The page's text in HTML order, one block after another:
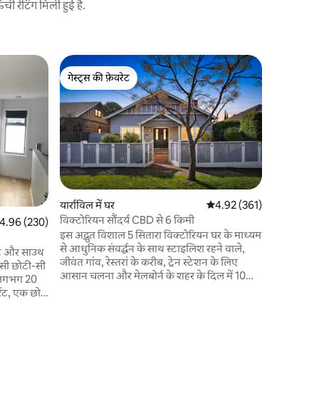
रेटिंग मिली हुई है.
रेटिंग 5 में से 4.96, 230 समीक्षाएँ
4.96 (230)
और साउथ
छोटी-सी
20
एक छोटे
गेस्ट्स की फ़ेवरेट
गेस्ट्स की फ़ेवरेट
यार्राविल में घर औसत रेटिंग 5 में से 4.92,
4.92 (361)
विक्टोरियन सौंदर्य CBD से 6 किमी
इस अद्भुत विशाल 5 सितारा विक्टोरियन घर के माध्यम
से आधुनिक संवर्द्धन के साथ स्टाइलिश रहने वाले,
जीवंत गांव, रेस्तरां के करीब, ट्रेन स्टेशन के लिए
आसान चलना और मेलबोर्न के शहर के दिल में 10